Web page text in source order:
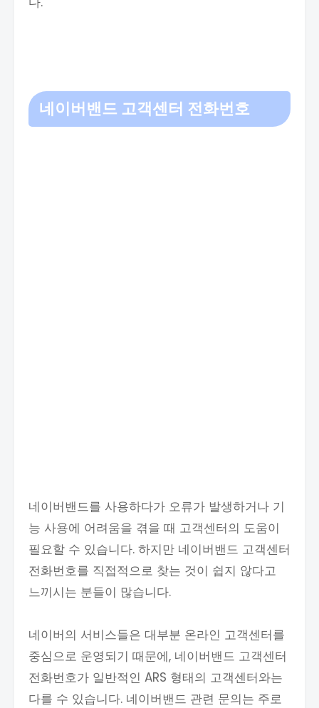
네이버밴드 고객센터 전화번호
네이버밴드를 사용하다가 오류가 발생하거나 기
능 사용에 어려움을 겪을 때 고객센터의 도움이
필요할 수 있습니다. 하지만 네이버밴드 고객센터
전화번호를 직접적으로 찾는 것이 쉽지 않다고
느끼시는 분들이 많습니다.
네이버의 서비스들은 대부분 온라인 고객센터를
중심으로 운영되기 때문에, 네이버밴드 고객센터
전화번호가 일반적인 ARS 형태의 고객센터와는
다를 수 있습니다. 네이버밴드 관련 문의는 주로